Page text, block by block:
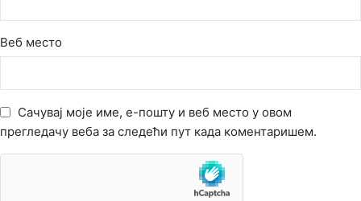
Веб место
Сачувај моје име, е-пошту и веб место у овом
прегледачу веба за следећи пут када коментаришем.